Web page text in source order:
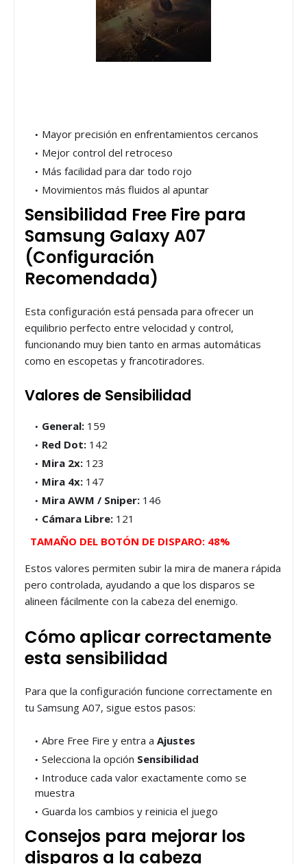
Mayor precisión en enfrentamientos cercanos
Mejor control del retroceso
Más facilidad para dar todo rojo
Movimientos más fluidos al apuntar
Sensibilidad Free Fire para
Samsung Galaxy A07
(Configuración
Recomendada)
Esta configuración está pensada para ofrecer un
equilibrio perfecto entre velocidad y control,
funcionando muy bien tanto en armas automáticas
como en escopetas y francotiradores.
Valores de Sensibilidad
General: 159
Red Dot: 142
Mira 2x: 123
Mira 4x: 147
Mira AWM / Sniper: 146
Cámara Libre: 121
TAMAÑO DEL BOTÓN DE DISPARO: 48%
Estos valores permiten subir la mira de manera rápida
pero controlada, ayudando a que los disparos se
alineen fácilmente con la cabeza del enemigo.
Cómo aplicar correctamente
esta sensibilidad
Para que la configuración funcione correctamente en
tu Samsung A07, sigue estos pasos:
Abre Free Fire y entra a Ajustes
Selecciona la opción Sensibilidad
Introduce cada valor exactamente como se
muestra
Guarda los cambios y reinicia el juego
Consejos para mejorar los
disparos a la cabeza